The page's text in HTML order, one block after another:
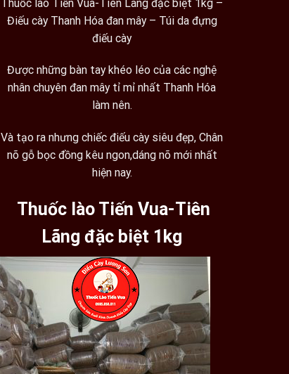
giá
1.699.000 ₫.
Thuốc lào Tiến Vua-Tiên Lãng đặc biệt 1kg –
Điếu cày Thanh Hóa đan mây – Túi da đựng
điếu cày
Được những bàn tay khéo léo của các nghệ
nhân chuyên đan mây tỉ mỉ nhất Thanh Hóa
làm nên.
Và tạo ra nhưng chiếc điếu cày siêu đẹp, Chân
nõ gỗ bọc đồng kêu ngon,dáng nõ mới nhất
hiện nay.
Thuốc lào Tiến Vua-Tiên
Lãng đặc biệt 1kg